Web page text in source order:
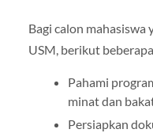
Bagi calon
USM, berikut
Pahami
minat dan
Persiapkan